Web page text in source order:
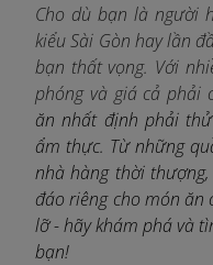
Cho dù bạn là người
kiểu Sài Gòn hay lần
bạn thất vọng. Với
phóng và giá cả phải
ăn nhất định phải
ẩm thực. Từ những
nhà hàng thời
đáo riêng cho món ăn
lỡ - hãy khám phá và
bạn!